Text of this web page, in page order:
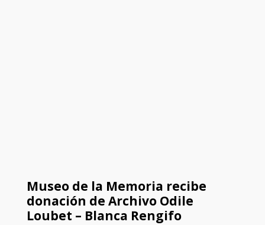
Museo de la Memoria recibe
donación de Archivo Odile
Loubet – Blanca Rengifo